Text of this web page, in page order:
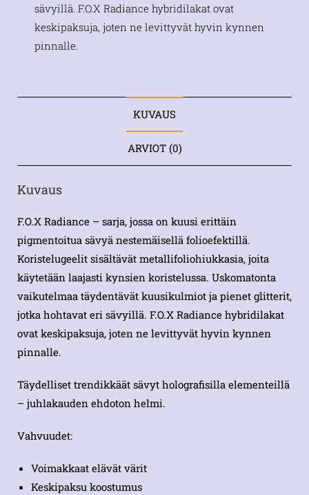
sävyillä. F.O.X Radiance hybridilakat ovat
keskipaksuja, joten ne levittyvät hyvin kynnen
pinnalle.
KUVAUS
ARVIOT (0)
Kuvaus
F.O.X Radiance – sarja, jossa on kuusi erittäin
pigmentoitua sävyä nestemäisellä folioefektillä.
Koristelugeelit sisältävät metallifoliohiukkasia, joita
käytetään laajasti kynsien koristelussa. Uskomatonta
vaikutelmaa täydentävät kuusikulmiot ja pienet glitterit,
jotka hohtavat eri sävyillä. F.O.X Radiance hybridilakat
ovat keskipaksuja, joten ne levittyvät hyvin kynnen
pinnalle.
Täydelliset trendikkäät sävyt holografisilla elementeillä
– juhlakauden ehdoton helmi.
Vahvuudet:
Voimakkaat elävät värit
Keskipaksu koostumus